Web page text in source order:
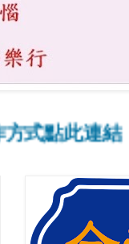
此連結